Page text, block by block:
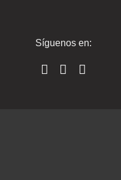
Síguenos en: